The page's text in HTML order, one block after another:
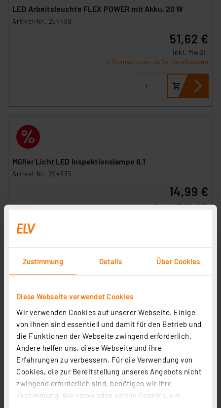
Zustimmung Details Über Cookies
Diese Webseite verwendet Cookies
Wir verwenden Cookies auf unserer Webseite. Einige
von ihnen sind essentiell und damit für den Betrieb und
die Funktionen der Webseite zwingend erforderlich.
Andere helfen uns, diese Webseite und ihre
Erfahrungen zu verbessern. Für die Verwendung von
Cookies, die zur Bereitstellung unseres Angebots nicht
zwingend erforderlich sind, benötigen wir Ihre
Zustimmung. Wir verwenden solche Cookies, um
LED Arbeitsleuchte FLEX POWER mit Akku, 20 W
Artikel-Nr. 254468
51,62 €
inkl. MwSt.
Informationen zu Versandkosten
Müller Licht LED Inspektionslampe IL1
Artikel-Nr. 254635
14,99 €
Statt17,95 € **
REV Ritter LED Akku-Arbeitsleuchte UNI, 3 Watt